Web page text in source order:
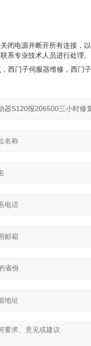
闭电源并断开所有连接，
系专业技术人员进行处理。
，西门子伺服器维修，西门